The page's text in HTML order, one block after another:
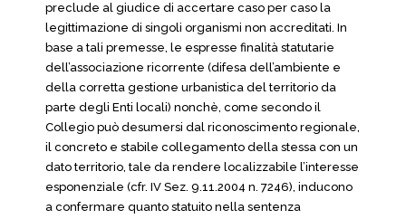
preclude al giudice di accertare caso per caso la
legittimazione di singoli organismi non accreditati. In
base a tali premesse, le espresse finalità statutarie
dell’associazione ricorrente (difesa dell’ambiente e
della corretta gestione urbanistica del territorio da
parte degli Enti locali) nonchè, come secondo il
Collegio può desumersi dal riconoscimento regionale,
il concreto e stabile collegamento della stessa con un
dato territorio, tale da rendere localizzabile l’interesse
esponenziale (cfr. IV Sez. 9.11.2004 n. 7246), inducono
a confermare quanto statuito nella sentenza